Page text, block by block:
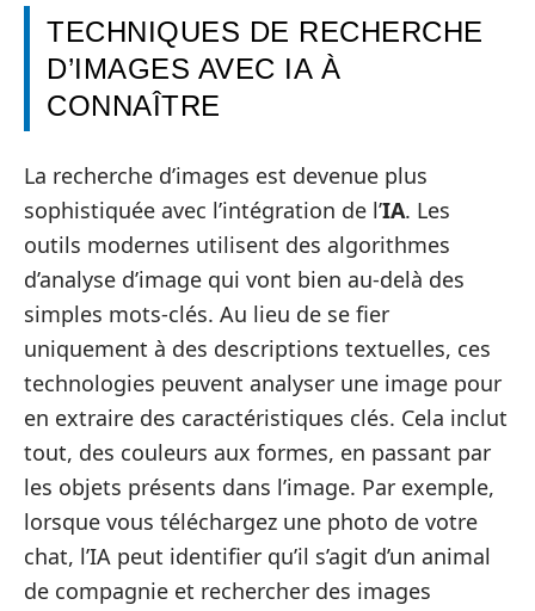
TECHNIQUES DE RECHERCHE
D’IMAGES AVEC IA À
CONNAÎTRE
La recherche d’images est devenue plus
sophistiquée avec l’intégration de l’IA. Les
outils modernes utilisent des algorithmes
d’analyse d’image qui vont bien au-delà des
simples mots-clés. Au lieu de se fier
uniquement à des descriptions textuelles, ces
technologies peuvent analyser une image pour
en extraire des caractéristiques clés. Cela inclut
tout, des couleurs aux formes, en passant par
les objets présents dans l’image. Par exemple,
lorsque vous téléchargez une photo de votre
chat, l’IA peut identifier qu’il s’agit d’un animal
de compagnie et rechercher des images